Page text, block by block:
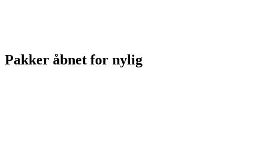
Pakker åbnet for nylig